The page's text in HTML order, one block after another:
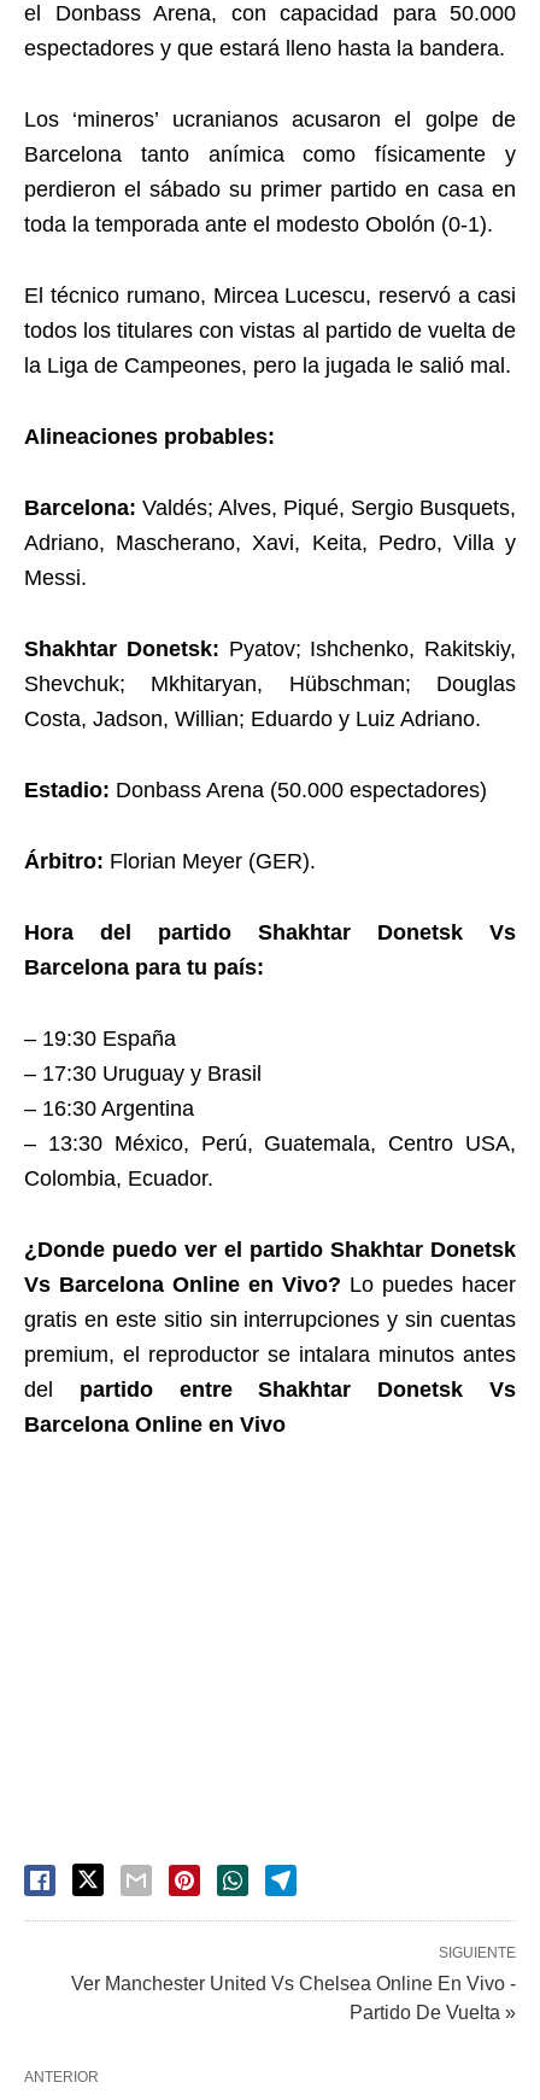
el Donbass Arena, con capacidad para 50.000
espectadores y que estará lleno hasta la bandera.
Los ‘mineros’ ucranianos acusaron el golpe de
Barcelona tanto anímica como físicamente y
perdieron el sábado su primer partido en casa en
toda la temporada ante el modesto Obolón (0-1).
El técnico rumano, Mircea Lucescu, reservó a casi
todos los titulares con vistas al partido de vuelta de
la Liga de Campeones, pero la jugada le salió mal.
Alineaciones probables:
Barcelona: Valdés; Alves, Piqué, Sergio Busquets,
Adriano, Mascherano, Xavi, Keita, Pedro, Villa y
Messi.
Shakhtar Donetsk: Pyatov; Ishchenko, Rakitskiy,
Shevchuk; Mkhitaryan, Hübschman; Douglas
Costa, Jadson, Willian; Eduardo y Luiz Adriano.
Estadio: Donbass Arena (50.000 espectadores)
Árbitro: Florian Meyer (GER).
Hora del partido Shakhtar Donetsk Vs
Barcelona para tu país:
– 19:30 España
– 17:30 Uruguay y Brasil
– 16:30 Argentina
– 13:30 México, Perú, Guatemala, Centro USA,
Colombia, Ecuador.
¿Donde puedo ver el partido Shakhtar Donetsk
Vs Barcelona Online en Vivo? Lo puedes hacer
gratis en este sitio sin interrupciones y sin cuentas
premium, el reproductor se intalara minutos antes
del partido entre Shakhtar Donetsk Vs
Barcelona Online en Vivo
SIGUIENTE
Ver Manchester United Vs Chelsea Online En Vivo -
Partido De Vuelta »
ANTERIOR